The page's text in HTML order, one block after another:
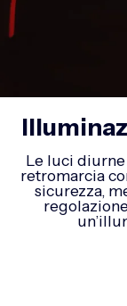
Le luci
retromarcia
sicurezza,